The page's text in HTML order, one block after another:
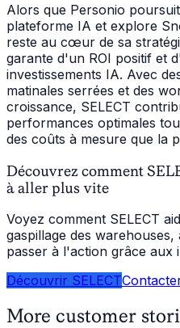
Alors que Personio
plateforme IA et explore
reste au cœur de sa
garante d'un ROI positif et
investissements IA. Avec
matinales serrées et des
croissance, SELECT
performances optimales
des coûts à mesure que la
Découvrez comment
à aller plus vite
Voyez comment SELECT
gaspillage des
passer à l'action grâce aux
Découvrir SELECT
More customer